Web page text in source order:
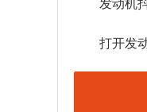
发动机
打开发